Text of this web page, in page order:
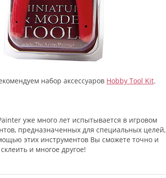
набор аксессуаров Hobby Tool Kit.
уже много лет испытывается в игровом
предназначенных для специальных целей,
этих инструментов Вы сможете точно и
и многое другое!